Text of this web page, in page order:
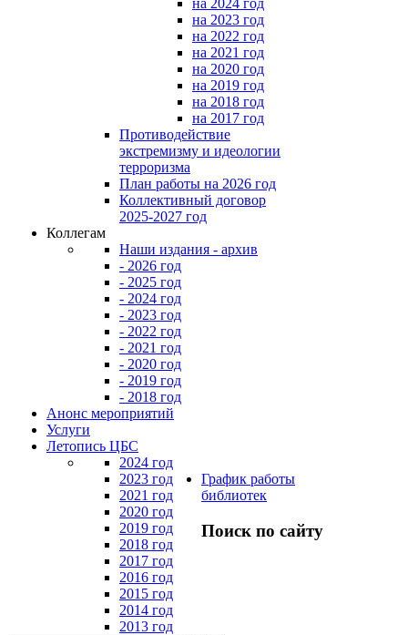
на 2024 год
на 2023 год
на 2022 год
на 2021 год
на 2020 год
на 2019 год
на 2018 год
на 2017 год
Противодействие
экстремизму и идеологии
терроризма
План работы на 2026 год
Коллективный договор
2025-2027 год
Коллегам
Наши издания - архив
- 2026 год
- 2025 год
- 2024 год
- 2023 год
- 2022 год
- 2021 год
- 2020 год
- 2019 год
- 2018 год
Анонс мероприятий
Услуги
Летопись ЦБС
2024 год
2023 год
2021 год
2020 год
2019 год
2018 год
2017 год
2016 год
2015 год
2014 год
2013 год
График работы
библиотек
Поиск по сайту